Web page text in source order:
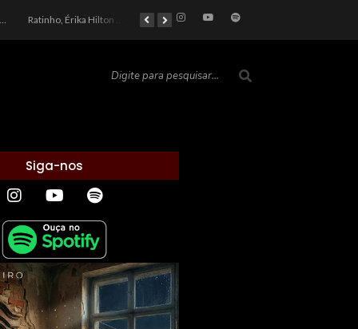
do Politicamente Correto e a Realidade das Telas Ratinho, Érika Hilton e a Farsa Política: Quem Ganha com o Barulho no País de Bobson? As controvérsias que marcam o cenário político e econômico nacional
Siga-nos